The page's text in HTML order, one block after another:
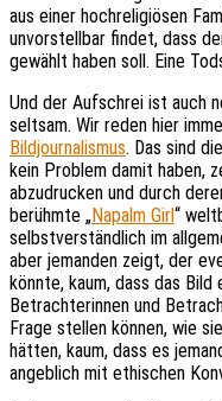
aus einer hochreligiösen
unvorstellbar findet, dass
gewählt haben soll. Eine
Und der Aufschrei ist auch
seltsam. Wir reden hier
Bildjournalismus. Das sind
kein Problem damit haben,
abzudrucken und durch
berühmte „Napalm Girl“
selbstverständlich im
aber jemanden zeigt, der
könnte, kaum, dass das
Betrachterinnen und
Frage stellen können, wie
hätten, kaum, dass es
angeblich mit ethischen